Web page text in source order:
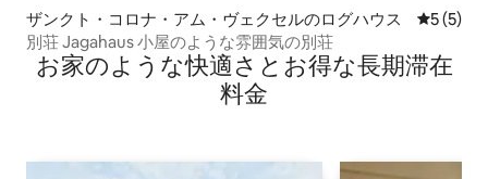
ザンクト・コロナ・アム・ヴェクセルのログハウス レビュー
5 (5)
別荘 Jagahaus 小屋のような雰囲気の別荘
お家のような快⁠適⁠さ⁠とお⁠得⁠な長⁠期⁠滞⁠在
料⁠金